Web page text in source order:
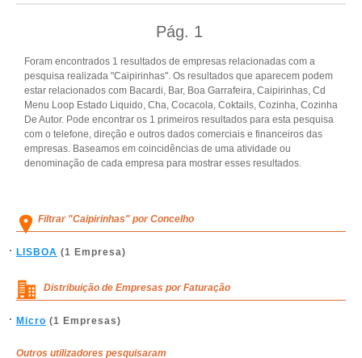
Pág. 1
Foram encontrados 1 resultados de empresas relacionadas com a
pesquisa realizada "Caipirinhas". Os resultados que aparecem podem
estar relacionados com Bacardi, Bar, Boa Garrafeira, Caipirinhas, Cd
Menu Loop Estado Liquido, Cha, Cocacola, Coktails, Cozinha, Cozinha
De Autor. Pode encontrar os 1 primeiros resultados para esta pesquisa
com o telefone, direção e outros dados comerciais e financeiros das
empresas. Baseamos em coincidências de uma atividade ou
denominação de cada empresa para mostrar esses resultados.
Filtrar "Caipirinhas" por Concelho
LISBOA (1 Empresa)
Distribuição de Empresas por Faturação
Micro (1 Empresas)
Outros utilizadores pesquisaram